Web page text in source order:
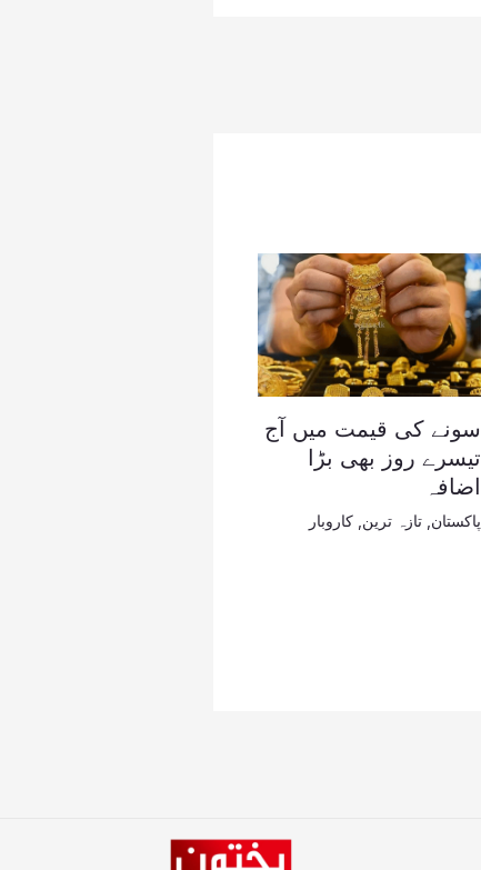
سونے کی قیمت میں آج
تیسرے روز بھی بڑا
اضافہ
پاکستان تازہ ترین کاروبار